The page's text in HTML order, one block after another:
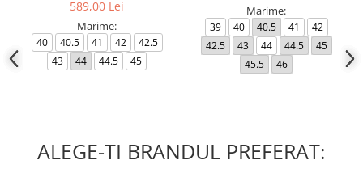
589,00 Lei
Marime:
40 40.5 41 42
42.5
43
44 44.5 45
Marime:
39 40 40.5 41
42
42.5
43 44 44.5
45
45.5
46
ALEGE-TI BRANDUL PREFERAT: